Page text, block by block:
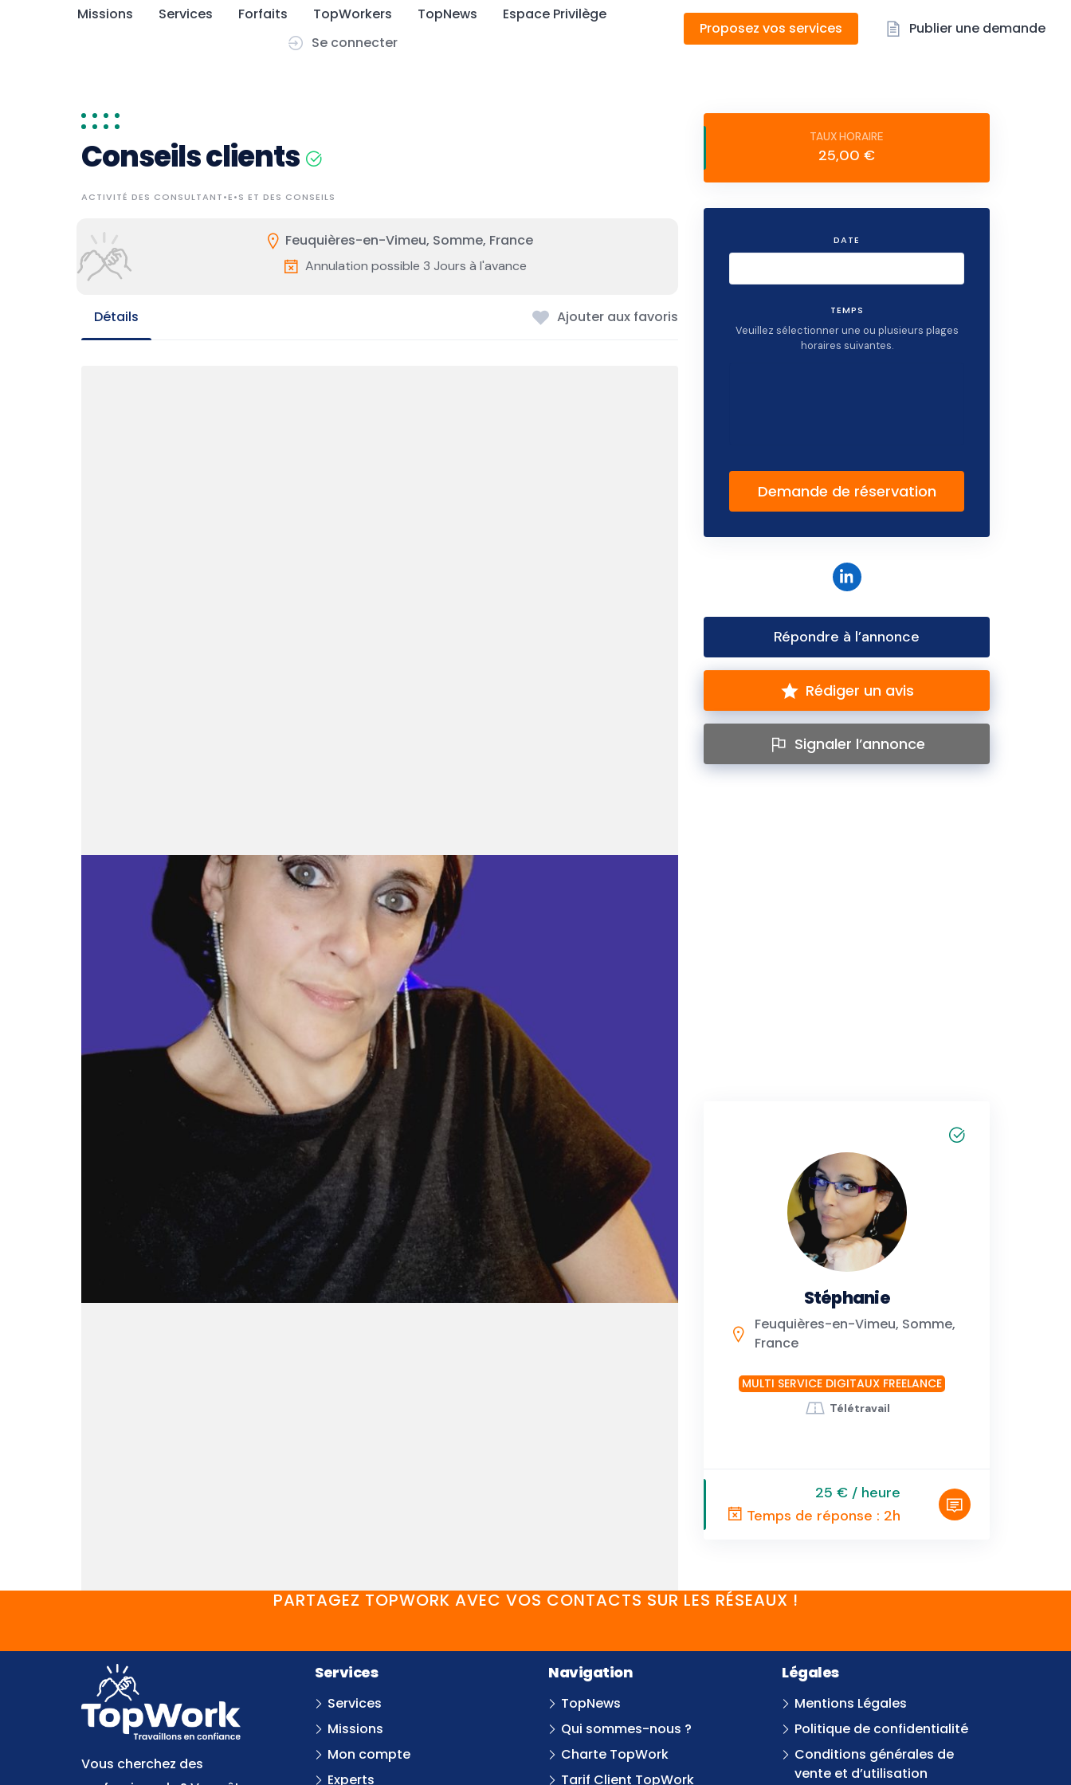
Missions Services Forfaits TopWorkers TopNews
Espace Privilège
Se connecter
Proposez vos services Publier une demande
Conseils clients
ACTIVITÉ DES CONSULTANT•E•S ET DES CONSEILS
Feuquières-en-Vimeu, Somme, France
Annulation possible 3 Jours à l'avance
Détails Ajouter aux favoris
25,00 €
DATE
TEMPS
Veuillez sélectionner une ou plusieurs plages
horaires suivantes.
Demande de réservation
Répondre à l’annonce
Rédiger un avis
Signaler l’annonce
Stéphanie
Feuquières-en-Vimeu, Somme,
France
MULTI SERVICE DIGITAUX FREELANCE
Télétravail
25 € / heure
Temps de réponse : 2h
PARTAGEZ TOPWORK AVEC VOS CONTACTS SUR LES RÉSEAUX !
Vous cherchez des
Services
Services
Missions
Mon compte
Experts
Navigation
TopNews
Qui sommes-nous ?
Charte TopWork
Tarif Client TopWork
Légales
Mentions Légales
Politique de confidentialité
Conditions générales de
vente et d’utilisation